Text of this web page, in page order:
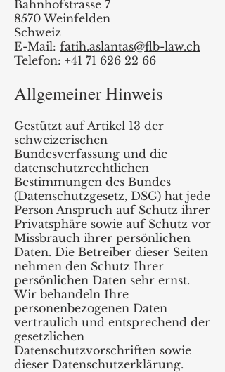
Bahnhofstrasse 7
8570 Weinfelden
Schweiz
E-Mail: fatih.aslantas@flb-law.ch
Telefon: +41 71 626 22 66
Allgemeiner Hinweis
Gestützt auf Artikel 13 der
schweizerischen
Bundesverfassung und die
datenschutzrechtlichen
Bestimmungen des Bundes
(Datenschutzgesetz, DSG) hat jede
Person Anspruch auf Schutz ihrer
Privatsphäre sowie auf Schutz vor
Missbrauch ihrer persönlichen
Daten. Die Betreiber dieser Seiten
nehmen den Schutz Ihrer
persönlichen Daten sehr ernst.
Wir behandeln Ihre
personenbezogenen Daten
vertraulich und entsprechend der
gesetzlichen
Datenschutzvorschriften sowie
dieser Datenschutzerklärung.